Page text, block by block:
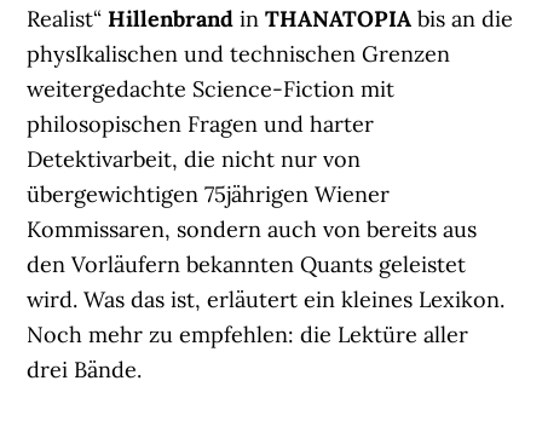
Realist“HillenbrandinTHANATOPIAbis an die
physIkalischen und technischen Grenzen
weitergedachte Science-Fiction mit
philosopischen Fragen und harter
Detektivarbeit, die nicht nur von
übergewichtigen 75jährigen Wiener
Kommissaren, sondern auch von bereits aus
den Vorläufern bekannten Quants geleistet
wird. Was das ist, erläutert ein kleines Lexikon.
Noch mehr zu empfehlen: die Lektüre aller
drei Bände.